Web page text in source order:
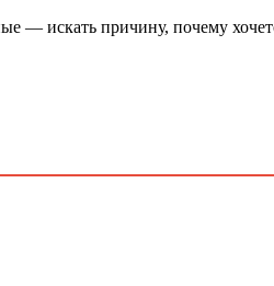
— искать причину, почему